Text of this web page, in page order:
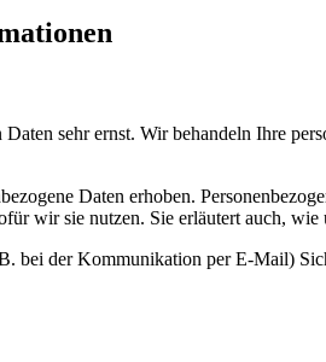
sehr ernst. Wir behandeln Ihre
Daten erhoben.
wir sie nutzen. Sie erläutert auch,
bei der Kommunikation per E-Mail)